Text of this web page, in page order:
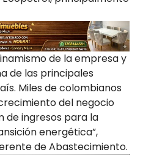
de la empresa y
de las principales
Miles de colombianos
del negocio
de ingresos para la
energética”,
de Abastecimiento.